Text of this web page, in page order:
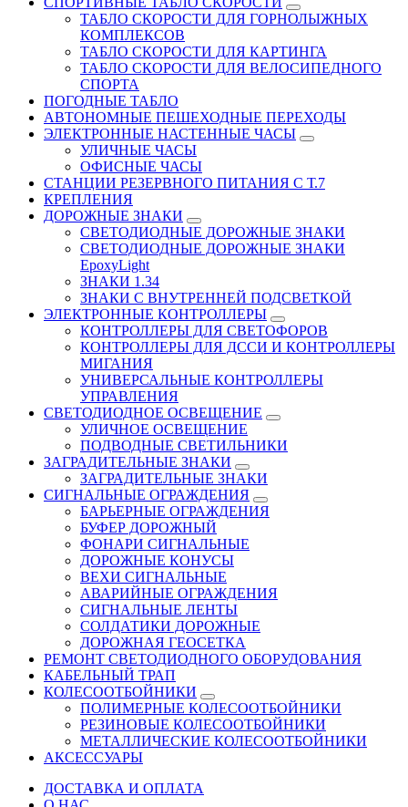
ТАБЛО СКОРОСТИ ДЛЯ ГОРНОЛЫЖНЫХ
КОМПЛЕКСОВ
ТАБЛО СКОРОСТИ ДЛЯ КАРТИНГА
ТАБЛО СКОРОСТИ ДЛЯ ВЕЛОСИПЕДНОГО
СПОРТА
ПОГОДНЫЕ ТАБЛО
АВТОНОМНЫЕ ПЕШЕХОДНЫЕ ПЕРЕХОДЫ
ЭЛЕКТРОННЫЕ НАСТЕННЫЕ ЧАСЫ
УЛИЧНЫЕ ЧАСЫ
ОФИСНЫЕ ЧАСЫ
СТАНЦИИ РЕЗЕРВНОГО ПИТАНИЯ С Т.7
КРЕПЛЕНИЯ
ДОРОЖНЫЕ ЗНАКИ
СВЕТОДИОДНЫЕ ДОРОЖНЫЕ ЗНАКИ
СВЕТОДИОДНЫЕ ДОРОЖНЫЕ ЗНАКИ
EpoxyLight
ЗНАКИ 1.34
ЗНАКИ С ВНУТРЕННЕЙ ПОДСВЕТКОЙ
ЭЛЕКТРОННЫЕ КОНТРОЛЛЕРЫ
КОНТРОЛЛЕРЫ ДЛЯ СВЕТОФОРОВ
КОНТРОЛЛЕРЫ ДЛЯ ДССИ И КОНТРОЛЛЕРЫ
МИГАНИЯ
УНИВЕРСАЛЬНЫЕ КОНТРОЛЛЕРЫ
УПРАВЛЕНИЯ
СВЕТОДИОДНОЕ ОСВЕЩЕНИЕ
УЛИЧНОЕ ОСВЕЩЕНИЕ
ПОДВОДНЫЕ СВЕТИЛЬНИКИ
ЗАГРАДИТЕЛЬНЫЕ ЗНАКИ
ЗАГРАДИТЕЛЬНЫЕ ЗНАКИ
СИГНАЛЬНЫЕ ОГРАЖДЕНИЯ
БАРЬЕРНЫЕ ОГРАЖДЕНИЯ
БУФЕР ДОРОЖНЫЙ
ФОНАРИ СИГНАЛЬНЫЕ
ДОРОЖНЫЕ КОНУСЫ
ВЕХИ СИГНАЛЬНЫЕ
АВАРИЙНЫЕ ОГРАЖДЕНИЯ
СИГНАЛЬНЫЕ ЛЕНТЫ
СОЛДАТИКИ ДОРОЖНЫЕ
ДОРОЖНАЯ ГЕОСЕТКА
РЕМОНТ СВЕТОДИОДНОГО ОБОРУДОВАНИЯ
КАБЕЛЬНЫЙ ТРАП
КОЛЕСООТБОЙНИКИ
ПОЛИМЕРНЫЕ КОЛЕСООТБОЙНИКИ
РЕЗИНОВЫЕ КОЛЕСООТБОЙНИКИ
МЕТАЛЛИЧЕСКИЕ КОЛЕСООТБОЙНИКИ
АКСЕССУАРЫ
ДОСТАВКА И ОПЛАТА